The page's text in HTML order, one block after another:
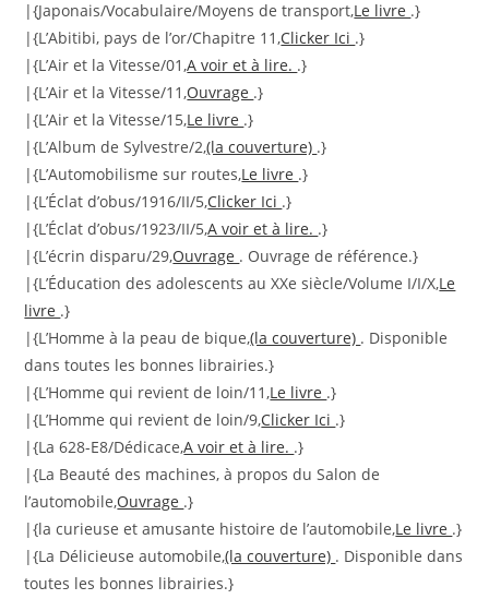
|{Japonais/Vocabulaire/Moyens de transport,Le livre .}
|{L’Abitibi, pays de l’or/Chapitre 11,Clicker Ici .}
|{L’Air et la Vitesse/01,A voir et à lire. .}
|{L’Air et la Vitesse/11,Ouvrage .}
|{L’Air et la Vitesse/15,Le livre .}
|{L’Album de Sylvestre/2,(la couverture) .}
|{L’Automobilisme sur routes,Le livre .}
|{L’Éclat d’obus/1916/II/5,Clicker Ici .}
|{L’Éclat d’obus/1923/II/5,A voir et à lire. .}
|{L’écrin disparu/29,Ouvrage . Ouvrage de référence.}
|{L’Éducation des adolescents au XXe siècle/Volume I/I/X,Le
livre .}
|{L’Homme à la peau de bique,(la couverture) . Disponible
dans toutes les bonnes librairies.}
|{L’Homme qui revient de loin/11,Le livre .}
|{L’Homme qui revient de loin/9,Clicker Ici .}
|{La 628-E8/Dédicace,A voir et à lire. .}
|{La Beauté des machines, à propos du Salon de
l’automobile,Ouvrage .}
|{la curieuse et amusante histoire de l’automobile,Le livre .}
|{La Délicieuse automobile,(la couverture) . Disponible dans
toutes les bonnes librairies.}